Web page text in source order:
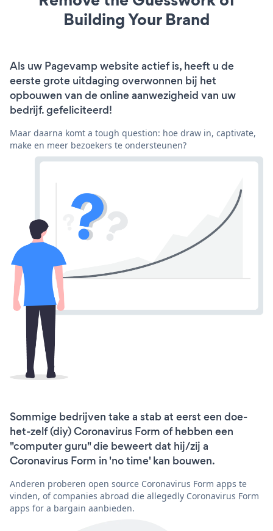
Building Your Brand
Als uw Pagevamp website actief is, heeft u de
eerste grote uitdaging overwonnen bij het
opbouwen van de online aanwezigheid van uw
bedrijf. gefeliciteerd!
Maar daarna komt a tough question: hoe draw in, captivate,
make en meer bezoekers te ondersteunen?
Sommige bedrijven take a stab at eerst een doe-
het-zelf (diy) Coronavirus Form of hebben een
"computer guru" die beweert dat hij/zij a
Coronavirus Form in 'no time' kan bouwen.
Anderen proberen open source Coronavirus Form apps te
vinden, of companies abroad die allegedly Coronavirus Form
apps for a bargain aanbieden.